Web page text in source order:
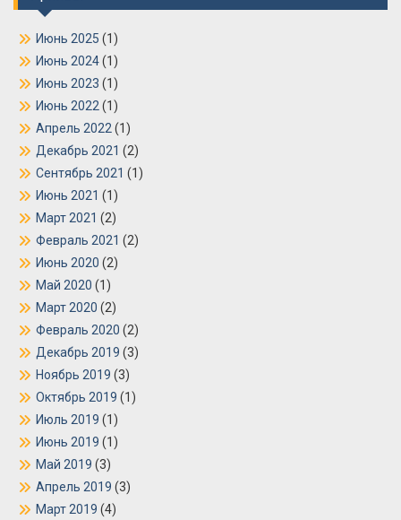
Июнь 2025 (1)
Июнь 2024(1)
Июнь 2023 (1)
Июнь 2022 (1)
Апрель 2022 (1)
Декабрь 2021 (2)
Сентябрь 2021 (1)
Июнь 2021 (1)
Март 2021 (2)
Февраль 2021 (2)
Июнь 2020 (2)
Май 2020 (1)
Март 2020 (2)
Февраль 2020 (2)
Декабрь 2019 (3)
Ноябрь 2019 (3)
Октябрь 2019 (1)
Июль 2019 (1)
Июнь 2019 (1)
Май 2019 (3)
Апрель 2019 (3)
Март 2019 (4)